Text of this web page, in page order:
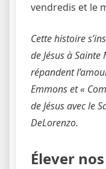
vendredis et le
Cette histoire
de Jésus à
répandent
Emmons et «
de Jésus avec le
DeLorenzo.
Élever